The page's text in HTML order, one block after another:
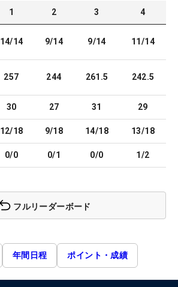
1 2 3 4
14/14 9/14 9/14 11/14
257 244 261.5 242.5
30 27 31 29
12/18 9/18 14/18 13/18
0/0 0/1 0/0 1/2
フルリーダーボード
年間日程 ポイント・成績